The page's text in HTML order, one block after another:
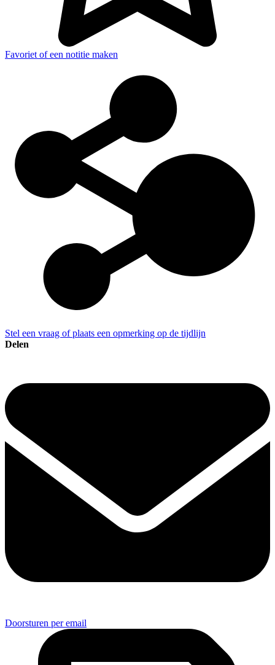
Favoriet of een notitie maken
Stel een vraag of plaats een opmerking op de tijdlijn
Delen
Doorsturen per email